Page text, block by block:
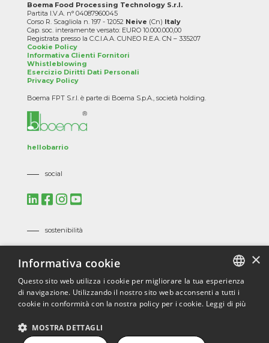
Boema Food Processing Technology S.r.l.
Partita I.V.A. n° 04087960045
Corso R. Scagliola n. 197 - 12052 Neive (Cn) Italy
Cap. soc. interamente versato: EURO 10.000.000,00
Registrata presso la C.C.I.A.A. CUNEO R.E.A. CN – 335207
Cookie Policy
Informativa Clienti Fornitori
Whistleblowing
Esercizio Diritti Dati Personali
Privacy Policy
Boema FPT S.r.l. è parte di Boema S.p.A., società holding.
hellobarrio
social
sostenibilità
Codice Etico
ECOVADIS
ITALIAN
×
Informativa cookie
Questo sito web utilizza i cookie per migliorare la tua esperienza
di navigazione. Utilizzando il nostro sito web acconsenti a tutti i
cookie in conformità con la nostra policy per i cookie. Leggi di più
MOSTRA DETTAGLI